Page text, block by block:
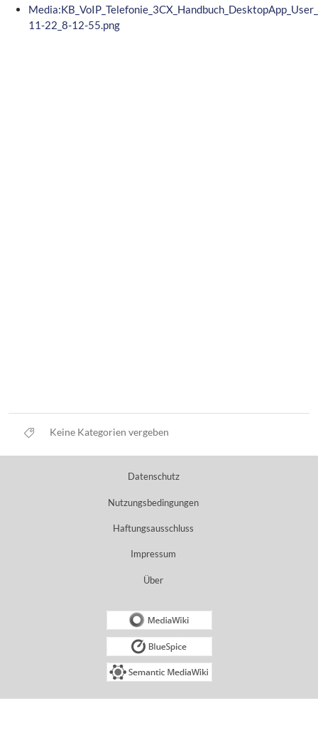
11-22_8-12-55.png
Keine Kategorien vergeben
Datenschutz
Nutzungsbedingungen
Haftungsausschluss
Impressum
Über